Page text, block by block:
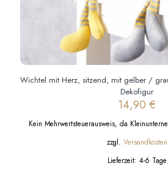
Wichtel mit Herz, sitzend, mit gelber /
Dekofigur
14,90 €
Kein Mehrwertsteuerausweis, da
zzgl. Versandkosten
Lieferzeit: 4-6 Tage